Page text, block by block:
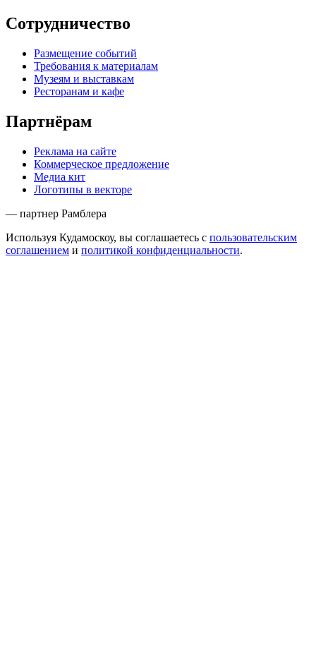
Сотрудничество
Размещение событий
Требования к материалам
Музеям и выставкам
Ресторанам и кафе
Партнёрам
Реклама на сайте
Коммерческое предложение
Медиа кит
Логотипы в векторе
— партнер Рамблера
Используя Кудамоскоу, вы соглашаетесь с пользовательским
соглашением и политикой конфиденциальности.